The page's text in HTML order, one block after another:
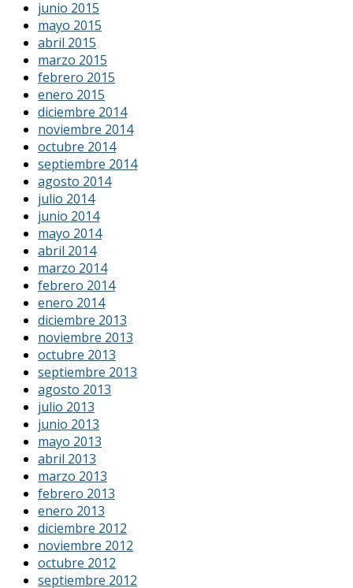
junio 2015
mayo 2015
abril 2015
marzo 2015
febrero 2015
enero 2015
diciembre 2014
noviembre 2014
octubre 2014
septiembre 2014
agosto 2014
julio 2014
junio 2014
mayo 2014
abril 2014
marzo 2014
febrero 2014
enero 2014
diciembre 2013
noviembre 2013
octubre 2013
septiembre 2013
agosto 2013
julio 2013
junio 2013
mayo 2013
abril 2013
marzo 2013
febrero 2013
enero 2013
diciembre 2012
noviembre 2012
octubre 2012
septiembre 2012